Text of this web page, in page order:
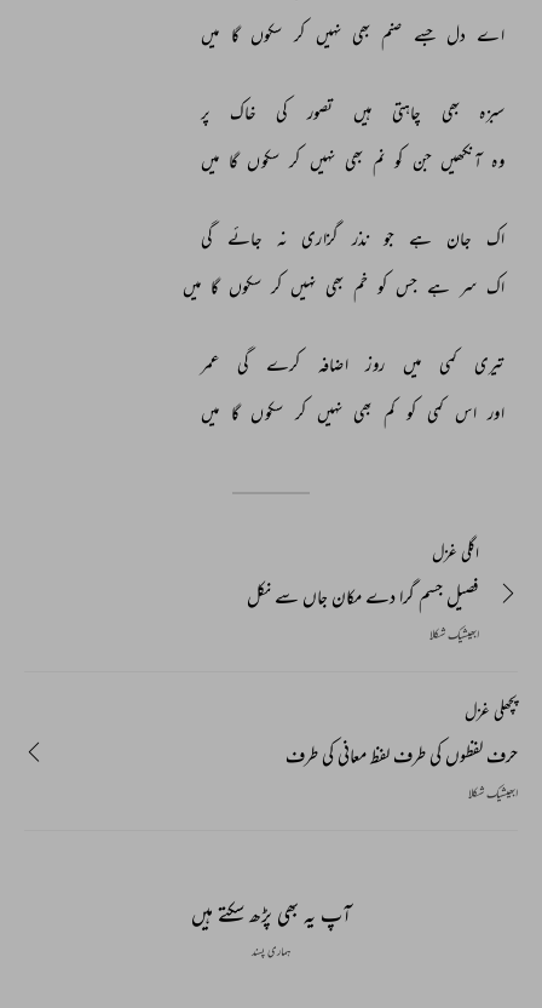
اے دل جسے صنم بھی نہیں کر سکوں گا میں
سبزہ بھی چاہتی ہیں تصور کی خاک
پر
وہ آنکھیں جن کو نم بھی نہیں کر سکوں گا میں
اک جان ہے جو نذر گزاری نہ جائے
گی
اک سر ہے جس کو خم بھی نہیں کر سکوں گا میں
تیری کمی میں روز اضافہ کرے گی
عمر
اور اس کمی کو کم بھی نہیں کر سکوں گا میں
اگلی غزل
فصیل جسم گرا دے مکان جاں سے نکل
ابھیشیک شکلا
پچھلی غزل
حرف لفظوں کی طرف لفظ معانی کی طرف
ابھیشیک شکلا
آپ یہ بھی پڑھ سکتے ہیں
ہماری پسند